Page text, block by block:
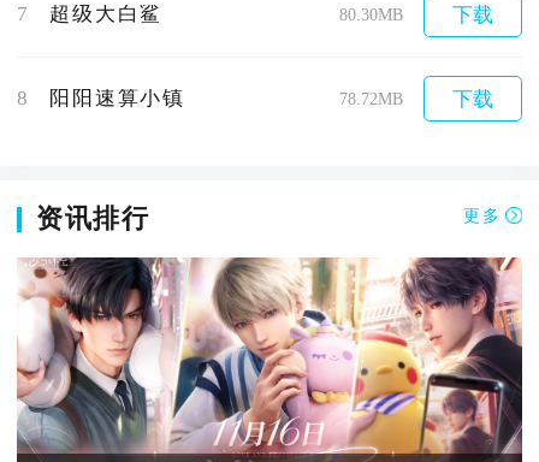
7 超级大白鲨 80.30MB 下载
8 阳阳速算小镇 78.72MB 下载
资讯排行 更多